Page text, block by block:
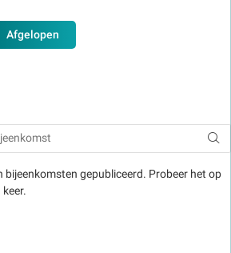
Afgelopen
bijeenkomsten gepubliceerd. Probeer het op